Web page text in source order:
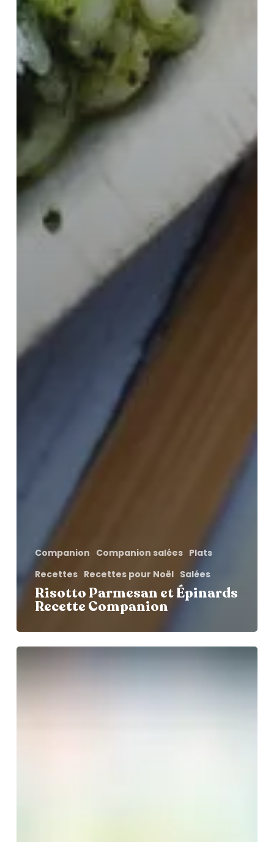
Companion Companion salées Plats
Recettes Recettes pour Noël Salées
Risotto Parmesan et Épinards
Recette Companion